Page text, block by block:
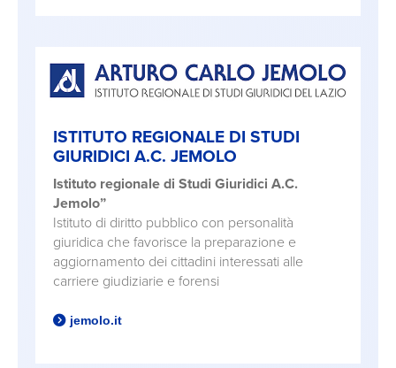
ISTITUTO REGIONALE DI STUDI
GIURIDICI A.C. JEMOLO
Istituto regionale di Studi Giuridici A.C.
Jemolo”
Istituto di diritto pubblico con personalità
giuridica che favorisce la preparazione e
aggiornamento dei cittadini interessati alle
carriere giudiziarie e forensi
jemolo.it